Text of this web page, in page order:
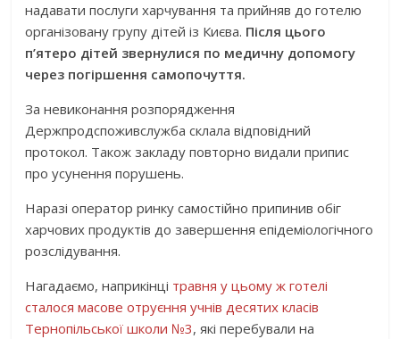
надавати послуги харчування та прийняв до готелю
організовану групу дітей із Києва. Після цього
п’ятеро дітей звернулися по медичну допомогу
через погіршення самопочуття.
За невиконання розпорядження
Держпродспоживслужба склала відповідний
протокол. Також закладу повторно видали припис
про усунення порушень.
Наразі оператор ринку самостійно припинив обіг
харчових продуктів до завершення епідеміологічного
розслідування.
Нагадаємо, наприкінці травня у цьому ж готелі
сталося масове отруєння учнів десятих класів
Тернопільської школи №3, які перебували на